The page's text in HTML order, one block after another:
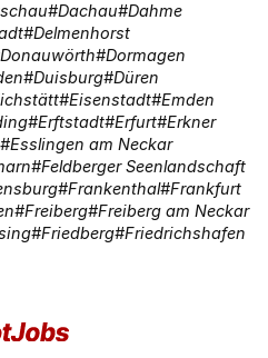
Dachau Dahme
Delmenhorst
Donauwörth Dormagen
Duisburg Düren
Eisenstadt Emden
Erftstadt Erfurt Erkner
Esslingen am Neckar
Feldberger Seenlandschaft
Frankenthal Frankfurt
Freiberg Freiberg am Neckar
Friedberg Friedrichshafen